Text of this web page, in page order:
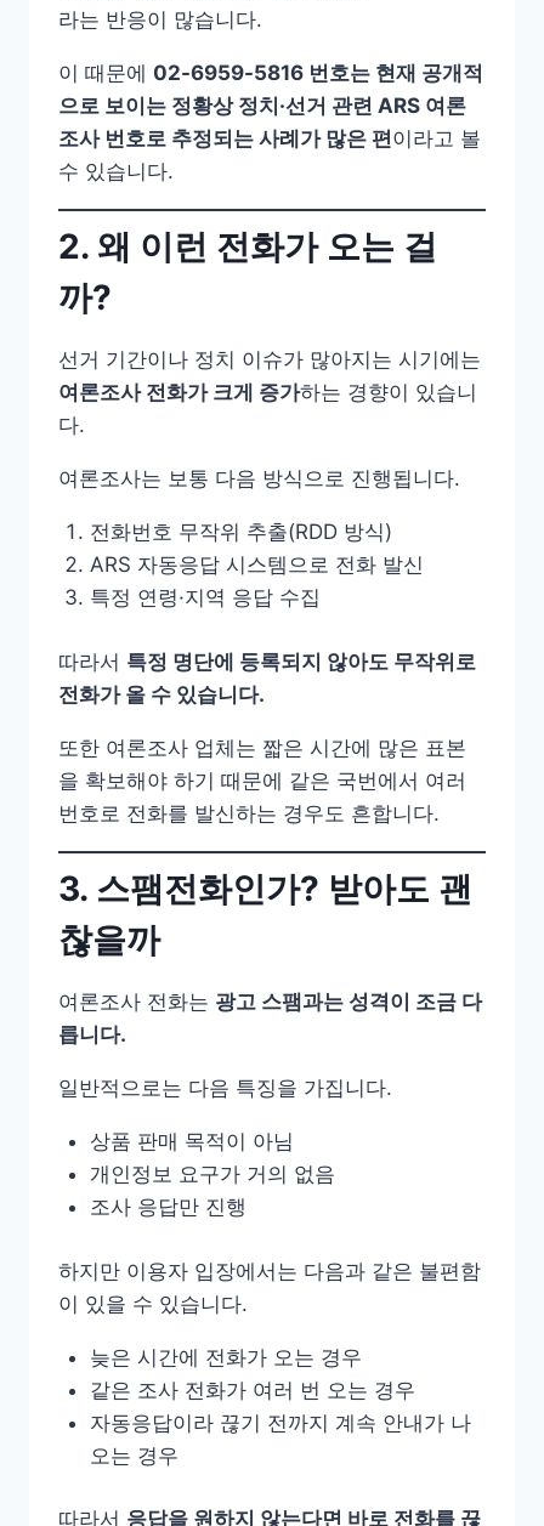
라는 반응이 많습니다.
이 때문에 02-6959-5816 번호는 현재 공개적
으로 보이는 정황상 정치·선거 관련 ARS 여론
조사 번호로 추정되는 사례가 많은 편이라고 볼
수 있습니다.
2. 왜 이런 전화가 오는 걸
까?
선거 기간이나 정치 이슈가 많아지는 시기에는
여론조사 전화가 크게 증가하는 경향이 있습니
다.
여론조사는 보통 다음 방식으로 진행됩니다.
전화번호 무작위 추출(RDD 방식)
ARS 자동응답 시스템으로 전화 발신
특정 연령·지역 응답 수집
따라서 특정 명단에 등록되지 않아도 무작위로
전화가 올 수 있습니다.
또한 여론조사 업체는 짧은 시간에 많은 표본
을 확보해야 하기 때문에 같은 국번에서 여러
번호로 전화를 발신하는 경우도 흔합니다.
3. 스팸전화인가? 받아도 괜
찮을까
여론조사 전화는 광고 스팸과는 성격이 조금 다
릅니다.
일반적으로는 다음 특징을 가집니다.
상품 판매 목적이 아님
개인정보 요구가 거의 없음
조사 응답만 진행
하지만 이용자 입장에서는 다음과 같은 불편함
이 있을 수 있습니다.
늦은 시간에 전화가 오는 경우
같은 조사 전화가 여러 번 오는 경우
자동응답이라 끊기 전까지 계속 안내가 나
오는 경우
따라서 응답을 원하지 않는다면 바로 전화를 끊